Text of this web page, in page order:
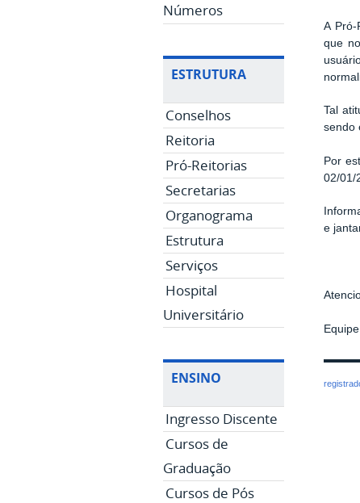
Números
ESTRUTURA
Conselhos
Reitoria
Pró-Reitorias
Secretarias
Organograma
Estrutura
Serviços
Hospital
Universitário
ENSINO
Ingresso Discente
Cursos de
Graduação
Cursos de Pós
A Pró-
que
Tal
sendo
Por
02/01/
e